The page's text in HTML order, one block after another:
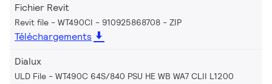
Fichier Revit
Revit file - WT490CI - 910925868708 ZIP
Téléchargements
Dialux
ULD File - WT490C 64S/840 PSU HE WB WA7 CLII L1200